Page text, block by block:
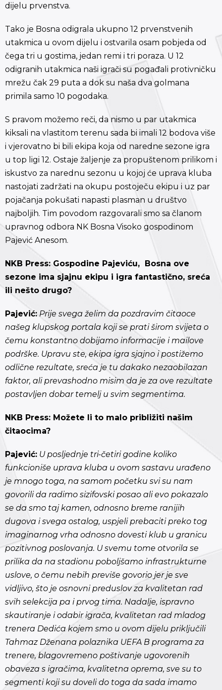
dijelu prvenstva.
Tako je Bosna odigrala ukupno 12 prvenstvenih
utakmica u ovom dijelu i ostvarila osam pobjeda od
čega tri u gostima, jedan remi i tri poraza. U 12
odigranih utakmica naši igrači su pogađali protivničku
mrežu čak 29 puta a dok su naša dva golmana
primila samo 10 pogodaka.
S pravom možemo reči, da nismo u par utakmica
kiksali na vlastitom terenu sada bi imali 12 bodova više
i vjerovatno bi bili ekipa koja od naredne sezone igra
u top ligi 12. Ostaje žaljenje za propuštenom prilikom i
iskustvo za narednu sezonu u kojoj će uprava kluba
nastojati zadržati na okupu postoječu ekipu i uz par
pojačanja pokušati napasti plasman u društvo
najboljih. Tim povodom razgovarali smo sa članom
upravnog odbora NK Bosna Visoko gospodinom
Pajević Anesom.
NKB Press: Gospodine Pajeviću, Bosna ove
sezone ima sjajnu ekipu i igra fantastično, sreća
ili nešto drugo?
Pajević: Prije svega želim da pozdravim čitaoce
našeg klupskog portala koji se prati širom svijeta o
čemu konstantno dobijamo informacije i mailove
podrške. Upravu ste, ekipa igra sjajno i postižemo
odlične rezultate, sreća je tu dakako nezaobilazan
faktor, ali prevashodno misim da je za ove rezultate
postavljen dobar temelj u svim segmentima.
NKB Press: Možete li to malo približiti našim
čitaocima?
Pajević: U posljednje tri-četiri godine koliko
funkcioniše uprava kluba u ovom sastavu urađeno
je mnogo toga, na samom početku svi su nam
govorili da radimo sizifovski posao ali evo pokazalo
se da smo taj kamen, odnosno breme ranijih
dugova i svega ostalog, uspjeli prebaciti preko tog
imaginarnog vrha odnosno dovesti klub u granicu
pozitivnog poslovanja. U svemu tome otvorila se
prilika da na stadionu poboljšamo infrastrukturne
uslove, o čemu nebih previše govorio jer je sve
vidljivo, što je osnovni preduslov za kvalitetan rad
svih selekcija pa i prvog tima. Nadalje, ispravno
skautiranje i odabir igrača, kvalitetan rad mladog
trenera Dedića kojem smo u ovom dijelu priključili
Tahmaz Dženana polaznika UEFA B programa za
trenere, blagovremeno poštivanje ugovorenih
obaveza s igračima, kvalitetna oprema, sve su to
segmenti koji su doveli do toga da sada imamo